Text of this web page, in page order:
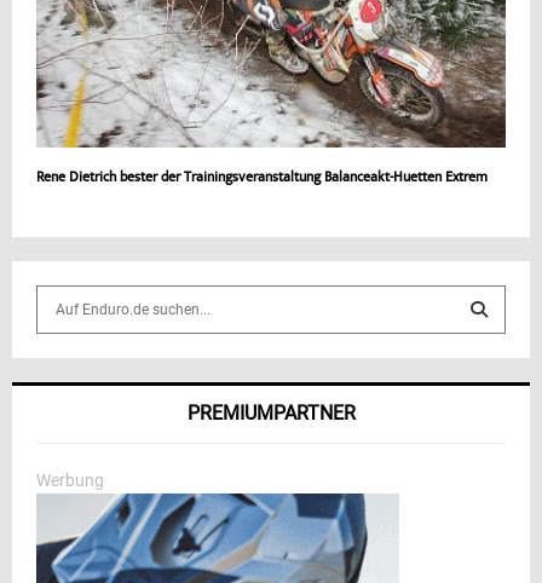
Rene Dietrich bester der Trainingsveranstaltung Balanceakt-Huetten Extrem
o
:
S
PREMIUMPARTNER
Werbung